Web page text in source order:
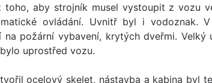
aby strojník musel vystoupit z vozu
ovládání. Uvnitř byl i vodoznak.
na požární vybavení, krytých dveřmi.
uprostřed vozu.
ocelový skelet, nástavba a kabina byl